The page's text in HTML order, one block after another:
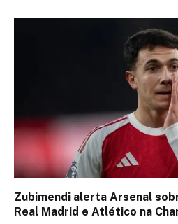
Zubimendi alerta Arsenal
Real Madrid e Atlético na